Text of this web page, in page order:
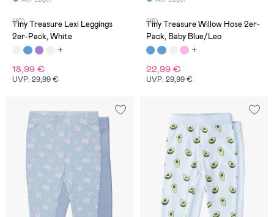
(10)
Tiny Treasure Lexi Leggings
2er-Pack, White
18,99 €
UVP: 29,99 €
(18)
Tiny Treasure Willow Hose 2er-
Pack, Baby Blue/Leo
22,99 €
UVP: 29,99 €